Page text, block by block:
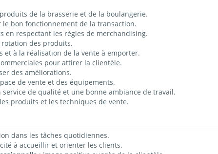
de la brasserie et de la boulangerie.
le bon fonctionnement de la transaction.
en respectant les règles de merchandising.
des produits.
et à la réalisation de la vente à emporter.
pour attirer la clientèle.
des améliorations.
de vente et des équipements.
de qualité et une bonne ambiance de travail.
produits et les techniques de vente.
dans les tâches quotidiennes.
à accueillir et orienter les clients.